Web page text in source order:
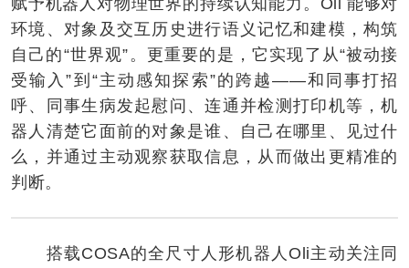
环境、对象及交互历史进行语义记忆和建模，构筑
自己的“世界观”。更重要的是，它实现了从“被动接
受输入”到“主动感知探索”的跨越——和同事打招
呼、同事生病发起慰问、连通并检测打印机等，机
器人清楚它面前的对象是谁、自己在哪里、见过什
么，并通过主动观察获取信息，从而做出更精准的
判断。
搭载COSA的全尺寸人形机器人Oli主动关注同